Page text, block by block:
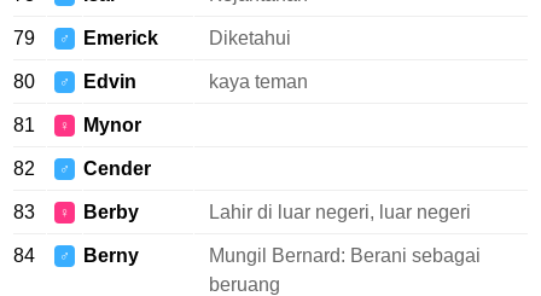
79 ♂ Emerick Diketahui
80 ♂ Edvin kaya teman
81 ♀ Mynor
82 ♂ Cender
83 ♀ Berby Lahir di luar negeri, luar negeri
84 ♂ Berny
Mungil Bernard: Berani sebagai
beruang